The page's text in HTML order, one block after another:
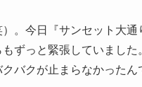
。今日『サンセット大
ずっと緊張していまし
バクが止まらなかったん